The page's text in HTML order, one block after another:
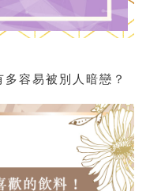
容易被別人暗戀？